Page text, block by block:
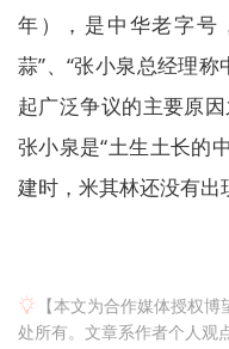
年），是中华老字号
蒜”、“张小泉总经理
起广泛争议的主要原
张小泉是“土生土长的
建时，米其林还没有出
【本文为合作媒体授权
处所有。文章系作者个人观